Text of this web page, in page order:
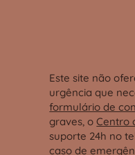
Este site não
urgência que
formulário de
graves, oCentro
suporte 24h no
caso de